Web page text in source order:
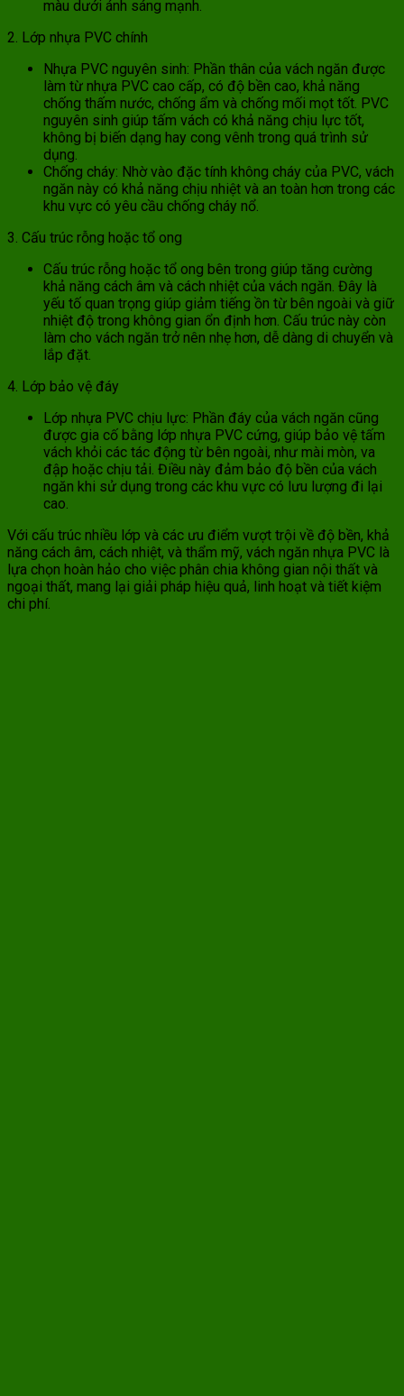
màu dưới ánh sáng mạnh.
2. Lớp nhựa PVC chính
Nhựa PVC nguyên sinh: Phần thân của vách ngăn được
làm từ nhựa PVC cao cấp, có độ bền cao, khả năng
chống thấm nước, chống ẩm và chống mối mọt tốt. PVC
nguyên sinh giúp tấm vách có khả năng chịu lực tốt,
không bị biến dạng hay cong vênh trong quá trình sử
dụng.
Chống cháy: Nhờ vào đặc tính không cháy của PVC, vách
ngăn này có khả năng chịu nhiệt và an toàn hơn trong các
khu vực có yêu cầu chống cháy nổ.
3. Cấu trúc rỗng hoặc tổ ong
Cấu trúc rỗng hoặc tổ ong bên trong giúp tăng cường
khả năng cách âm và cách nhiệt của vách ngăn. Đây là
yếu tố quan trọng giúp giảm tiếng ồn từ bên ngoài và giữ
nhiệt độ trong không gian ổn định hơn. Cấu trúc này còn
làm cho vách ngăn trở nên nhẹ hơn, dễ dàng di chuyển và
lắp đặt.
4. Lớp bảo vệ đáy
Lớp nhựa PVC chịu lực: Phần đáy của vách ngăn cũng
được gia cố bằng lớp nhựa PVC cứng, giúp bảo vệ tấm
vách khỏi các tác động từ bên ngoài, như mài mòn, va
đập hoặc chịu tải. Điều này đảm bảo độ bền của vách
ngăn khi sử dụng trong các khu vực có lưu lượng đi lại
cao.
Với cấu trúc nhiều lớp và các ưu điểm vượt trội về độ bền, khả
năng cách âm, cách nhiệt, và thẩm mỹ, vách ngăn nhựa PVC là
lựa chọn hoàn hảo cho việc phân chia không gian nội thất và
ngoại thất, mang lại giải pháp hiệu quả, linh hoạt và tiết kiệm
chi phí.